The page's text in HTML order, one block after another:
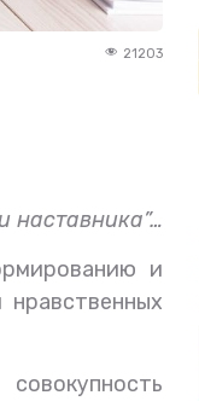
21203
наставника”…
и